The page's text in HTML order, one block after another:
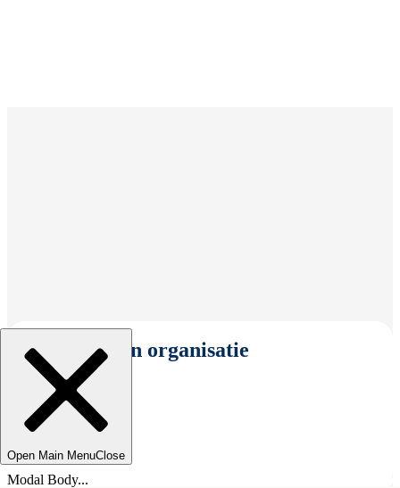
Selecteer een organisatie
Open Main MenuClose
Modal Body...